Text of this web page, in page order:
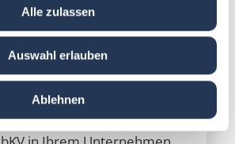
Alle zulassen
Auswahl erlauben
Ablehnen
.
im Bereich
haben Sie mit ihm einen
an Ihrer Seite – ganz